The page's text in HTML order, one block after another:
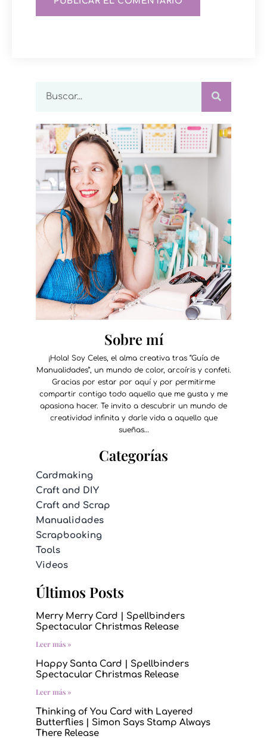
Sobre mí
¡Hola! Soy Celes, el alma creativa tras “Guía de
Manualidades”, un mundo de color, arcoíris y confeti.
Gracias por estar por aquí y por permitirme
compartir contigo todo aquello que me gusta y me
apasiona hacer. Te invito a descubrir un mundo de
creatividad infinita y darle vida a aquello que
sueñas…
Categorías
Cardmaking
Craft and DIY
Craft and Scrap
Manualidades
Scrapbooking
Tools
Videos
Últimos Posts
Merry Merry Card | Spellbinders
Spectacular Christmas Release
Leer más »
Happy Santa Card | Spellbinders
Spectacular Christmas Release
Leer más »
Thinking of You Card with Layered
Butterflies | Simon Says Stamp Always
There Release